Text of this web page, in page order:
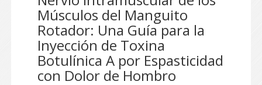
Músculos del Manguito
Rotador: Una Guía para la
Inyección de Toxina
Botulínica A por Espasticidad
con Dolor de Hombro